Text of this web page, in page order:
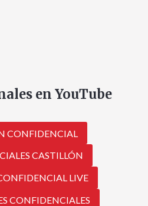
en YouTube
CONFIDENCIAL
CASTILLÓN
LIVE
CONFIDENCIALES